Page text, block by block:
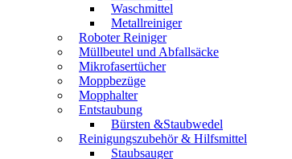
Waschmittel
Metallreiniger
Roboter Reiniger
Müllbeutel und Abfallsäcke
Mikrofasertücher
Moppbezüge
Mopphalter
Entstaubung
Bürsten &Staubwedel
Reinigungszubehör & Hilfsmittel
Staubsauger